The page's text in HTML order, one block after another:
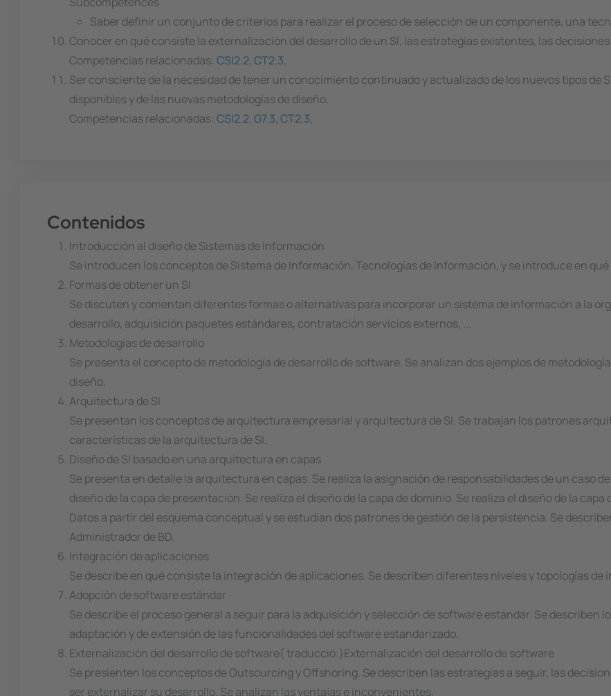
Saber definir un conjunto de criterios para realizar el proceso de selección de un componente, una
Conocer en qué consiste la externalización del desarrollo de un SI, las estrategias existentes, las
Competencias relacionadas: CSI2.2, CT2.3,
Ser consciente de la necesidad de tener un conocimiento continuado y actualizado de los nuevos tipos de
disponibles y de las nuevas metodologías de diseño.
Competencias relacionadas: CSI2.2, G7.3, CT2.3,
Contenidos
Introducción al diseño de Sistemas de Información
Se introducen los conceptos de Sistema de Información, Tecnologías de Información, y se introduce en
Formas de obtener un SI
Se discuten y comentan diferentes formas o alternativas para incorporar un sistema de información a la
desarrollo, adquisición paquetes estándares, contratación servicios externos, ...
Metodologías de desarrollo
Se presenta el concepto de metodología de desarrollo de software. Se analizan dos ejemplos de
diseño.
Arquitectura de SI
Se presentan los conceptos de arquitectura empresarial y arquitectura de SI. Se trabajan los patrones
características de la arquitectura de SI.
Diseño de SI basado en una arquitectura en capas
Se presenta en detalle la arquitectura en capas. Se realiza la asignación de responsabilidades de un caso
diseño de la capa de presentación. Se realiza el diseño de la capa de dominio. Se realiza el diseño de la capa
Datos a partir del esquema conceptual y se estudian dos patrones de gestión de la persistencia. Se
Administrador de BD.
Integración de aplicaciones
Se describe en qué consiste la integración de aplicaciones. Se describen diferentes niveles y topologías de
Adopción de software estándar
Se describe el proceso general a seguir para la adquisición y selección de software estándar. Se describen
adaptación y de extensión de las funcionalidades del software estandarizado.
Externalización del desarrollo de software( traducció:)Externalización del desarrollo de software
Se presienten los conceptos de Outsourcing y Offshoring. Se describen las estrategias a seguir, las
ser externalizar su desarrollo. Se analizan las ventajas e inconvenientes.